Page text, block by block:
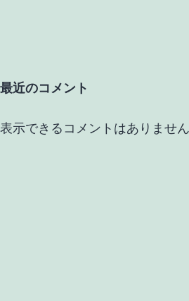
最近のコメント
表示できるコメントはありません